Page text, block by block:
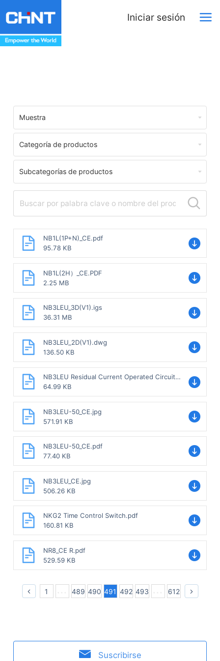
Iniciar sesión
Muestra
Categoría de productos
Subcategorías de productos
NB1L(1P+N)_CE.pdf
95.78 KB
NB1L(2H）_CE.PDF
2.25 MB
NB3LEU_3D(V1).igs
36.31 MB
NB3LEU_2D(V1).dwg
136.50 KB
NB3LEU Residual Current Operated Circuit
Breaker with Over-current
Protection(Electronic) Sample.pdf
64.99 KB
NB3LEU-50_CE.jpg
571.91 KB
NB3LEU-50_CE.pdf
77.40 KB
NB3LEU_CE.jpg
506.26 KB
NKG2 Time Control Switch.pdf
160.81 KB
NR8_CE R.pdf
529.59 KB
1 489 490 491 492 493 612
Suscribirse